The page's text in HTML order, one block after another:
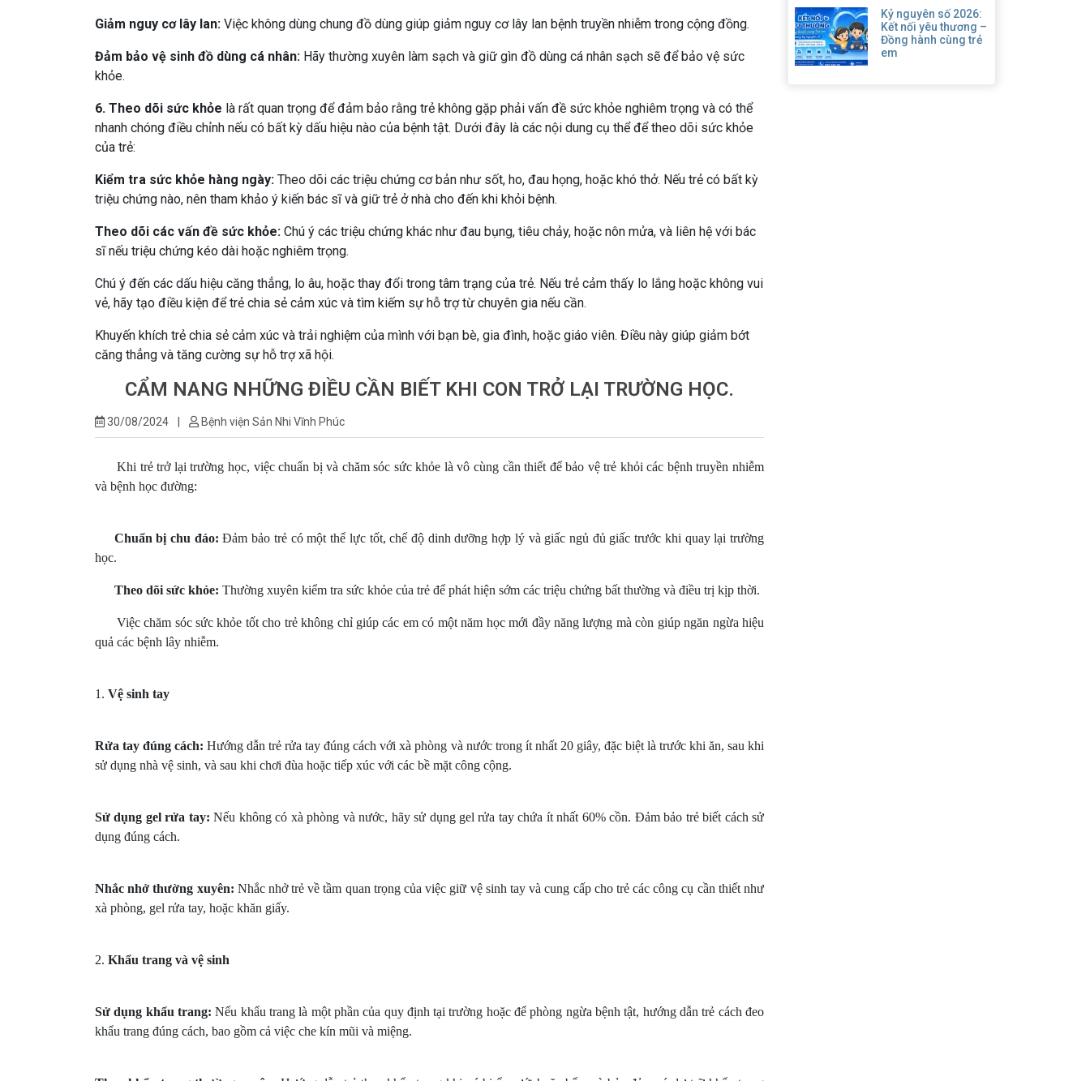
Giảm nguy cơ lây lan: Việc không dùng chung đồ dùng giúp giảm nguy cơ lây lan bệnh truyền nhiễm trong cộng đồng.
Đảm bảo vệ sinh đồ dùng cá nhân: Hãy thường xuyên làm sạch và giữ gìn đồ dùng cá nhân sạch sẽ để bảo vệ sức
khỏe.
6. Theo dõi sức khỏe là rất quan trọng để đảm bảo rằng trẻ không gặp phải vấn đề sức khỏe nghiêm trọng và có thể
nhanh chóng điều chỉnh nếu có bất kỳ dấu hiệu nào của bệnh tật. Dưới đây là các nội dung cụ thể để theo dõi sức khỏe
của trẻ:
Kiểm tra sức khỏe hàng ngày: Theo dõi các triệu chứng cơ bản như sốt, ho, đau họng, hoặc khó thở. Nếu trẻ có bất kỳ
triệu chứng nào, nên tham khảo ý kiến bác sĩ và giữ trẻ ở nhà cho đến khi khỏi bệnh.
Theo dõi các vấn đề sức khỏe: Chú ý các triệu chứng khác như đau bụng, tiêu chảy, hoặc nôn mửa, và liên hệ với bác
sĩ nếu triệu chứng kéo dài hoặc nghiêm trọng.
Chú ý đến các dấu hiệu căng thẳng, lo âu, hoặc thay đổi trong tâm trạng của trẻ. Nếu trẻ cảm thấy lo lắng hoặc không vui
vẻ, hãy tạo điều kiện để trẻ chia sẻ cảm xúc và tìm kiếm sự hỗ trợ từ chuyên gia nếu cần.
Khuyến khích trẻ chia sẻ cảm xúc và trải nghiệm của mình với bạn bè, gia đình, hoặc giáo viên. Điều này giúp giảm bớt
căng thẳng và tăng cường sự hỗ trợ xã hội.
CẨM NANG NHỮNG ĐIỀU CẦN BIẾT KHI CON TRỞ LẠI TRƯỜNG HỌC.
30/08/2024 Bệnh viện Sản Nhi Vĩnh Phúc
Khi trẻ trở lại trường học, việc chuẩn bị và chăm sóc sức khỏe là vô cùng cần thiết để bảo vệ trẻ khỏi các bệnh truyền nhiễm
và bệnh học đường:
Chuẩn bị chu đáo: Đảm bảo trẻ có một thể lực tốt, chế độ dinh dưỡng hợp lý và giấc ngủ đủ giấc trước khi quay lại trường
học.
Theo dõi sức khỏe: Thường xuyên kiểm tra sức khỏe của trẻ để phát hiện sớm các triệu chứng bất thường và điều trị kịp thời.
Việc chăm sóc sức khỏe tốt cho trẻ không chỉ giúp các em có một năm học mới đầy năng lượng mà còn giúp ngăn ngừa hiệu
quả các bệnh lây nhiễm.
1. Vệ sinh tay
Rửa tay đúng cách: Hướng dẫn trẻ rửa tay đúng cách với xà phòng và nước trong ít nhất 20 giây, đặc biệt là trước khi ăn, sau khi
sử dụng nhà vệ sinh, và sau khi chơi đùa hoặc tiếp xúc với các bề mặt công cộng.
Sử dụng gel rửa tay: Nếu không có xà phòng và nước, hãy sử dụng gel rửa tay chứa ít nhất 60% cồn. Đảm bảo trẻ biết cách sử
dụng đúng cách.
Nhắc nhở thường xuyên: Nhắc nhở trẻ về tầm quan trọng của việc giữ vệ sinh tay và cung cấp cho trẻ các công cụ cần thiết như
xà phòng, gel rửa tay, hoặc khăn giấy.
2. Khẩu trang và vệ sinh
Sử dụng khẩu trang: Nếu khẩu trang là một phần của quy định tại trường hoặc để phòng ngừa bệnh tật, hướng dẫn trẻ cách đeo
khẩu trang đúng cách, bao gồm cả việc che kín mũi và miệng.
Kỷ nguyên số 2026:
Kết nối yêu thương –
Đồng hành cùng trẻ
em